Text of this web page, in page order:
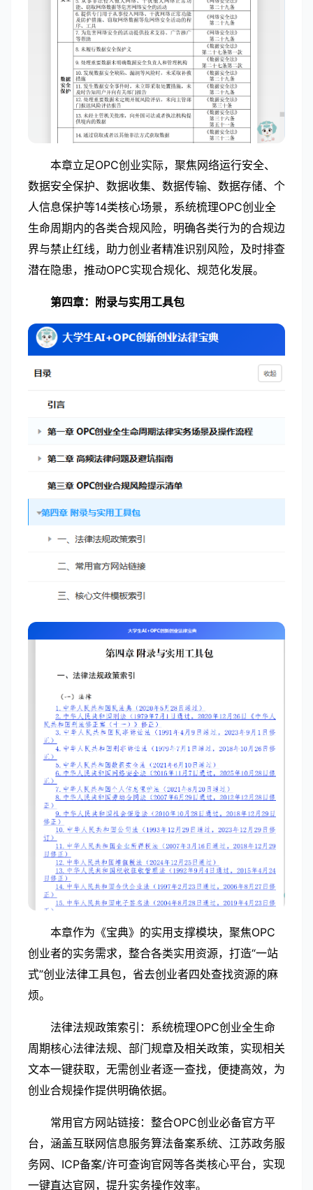
本章立足OPC创业实际，聚焦网络运行安全、
数据安全保护、数据收集、数据传输、数据存储、个
人信息保护等14类核心场景，系统梳理OPC创业全
生命周期内的各类合规风险，明确各类行为的合规边
界与禁止红线，助力创业者精准识别风险，及时排查
潜在隐患，推动OPC实现合规化、规范化发展。
第四章： 附录与实用工具包
本章作为《宝典》的实用支撑模块，聚焦OPC
创业者的实务需求，整合各类实用资源，打造“一站
式”创业法律工具包，省去创业者四处查找资源的麻
烦。
法律法规政策索引：系统梳理OPC创业全生命
周期核心法律法规、部门规章及相关政策，实现相关
文本一键获取，无需创业者逐一查找，便捷高效，为
创业合规操作提供明确依据。
常用官方网站链接：整合OPC创业必备官方平
台，涵盖互联网信息服务算法备案系统、江苏政务服
务网、ICP备案/许可查询官网等各类核心平台，实现
一键直达官网，提升实务操作效率。